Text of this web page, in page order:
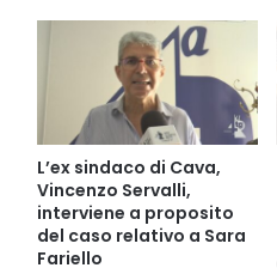
L’ex sindaco di Cava,
Vincenzo Servalli,
interviene a proposito
del caso relativo a Sara
Fariello